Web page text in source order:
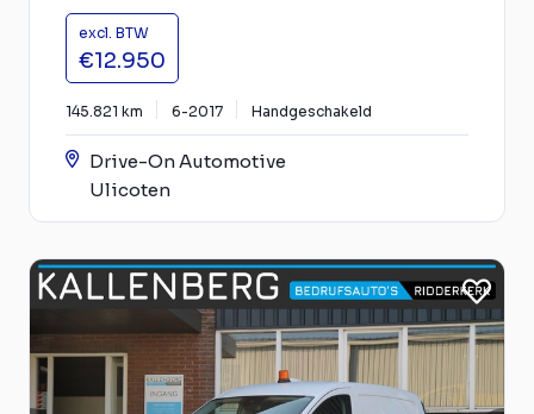
excl. BTW
€12.950
145.821 km 6-2017 Handgeschakeld
Drive-On Automotive
Ulicoten